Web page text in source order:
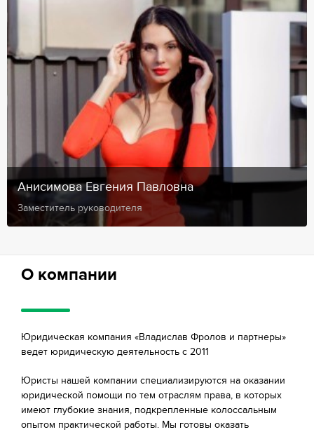
Анисимова Евгения Павловна
Заместитель руководителя
О компании
Юридическая компания «Владислав Фролов и партнеры»
ведет юридическую деятельность с 2011
Юристы нашей компании специализируются на оказании
юридической помощи по тем отраслям права, в которых
имеют глубокие знания, подкрепленные колоссальным
опытом практической работы. Мы готовы оказать